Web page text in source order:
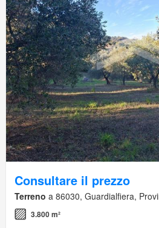
Consultare il prezzo
Terreno a 86030, Guardialfiera,
3.800 m²